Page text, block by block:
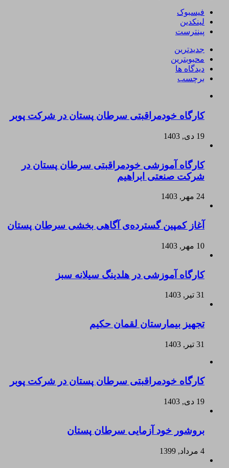
فیسبوک
لینکدین
پینترست
جدیدترین
محبوبترین
دیدگاه ها
برچسب
کارگاه خودمراقبتی سرطان پستان در شرکت پوبر
19 دی, 1403
کارگاه آموزشی خودمراقبتی سرطان پستان در
شرکت صنعتی ابراهیم
24 مهر, 1403
آغاز کمپین گسترده‌ی آگاهی بخشی سرطان پستان
10 مهر, 1403
کارگاه آموزشی در هلدینگ سیلانه سبز
31 تیر, 1403
تجهیز بیمارستان لقمان حکیم
31 تیر, 1403
کارگاه خودمراقبتی سرطان پستان در شرکت پوبر
19 دی, 1403
بروشور خود آزمایی سرطان پستان
4 مرداد, 1399